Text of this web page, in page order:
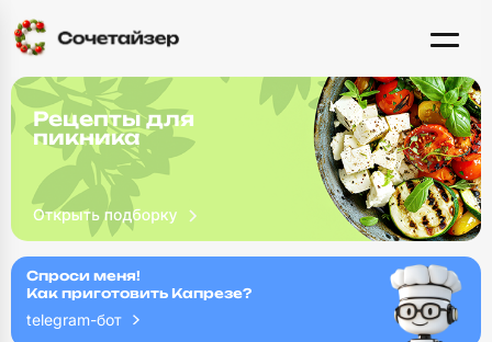
Рецепты для
пикника
Спроси меня!
Как приготовить Капрезе?
telegram-бот